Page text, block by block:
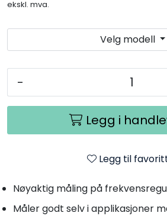
ekskl. mva.
Velg modell
-
Legg i
Legg til
Nøyaktig måling på
Måler godt selv i applikasjoner